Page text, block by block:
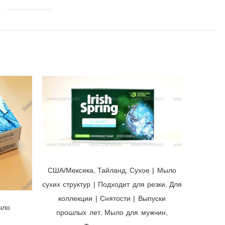
США/Мексика,Тайланд,Cухое | Мыло
сухих структур | Подходит для резки, Для
коллекции | Снятости | Выпуски
прошлых лет, Мыло для мужчин,